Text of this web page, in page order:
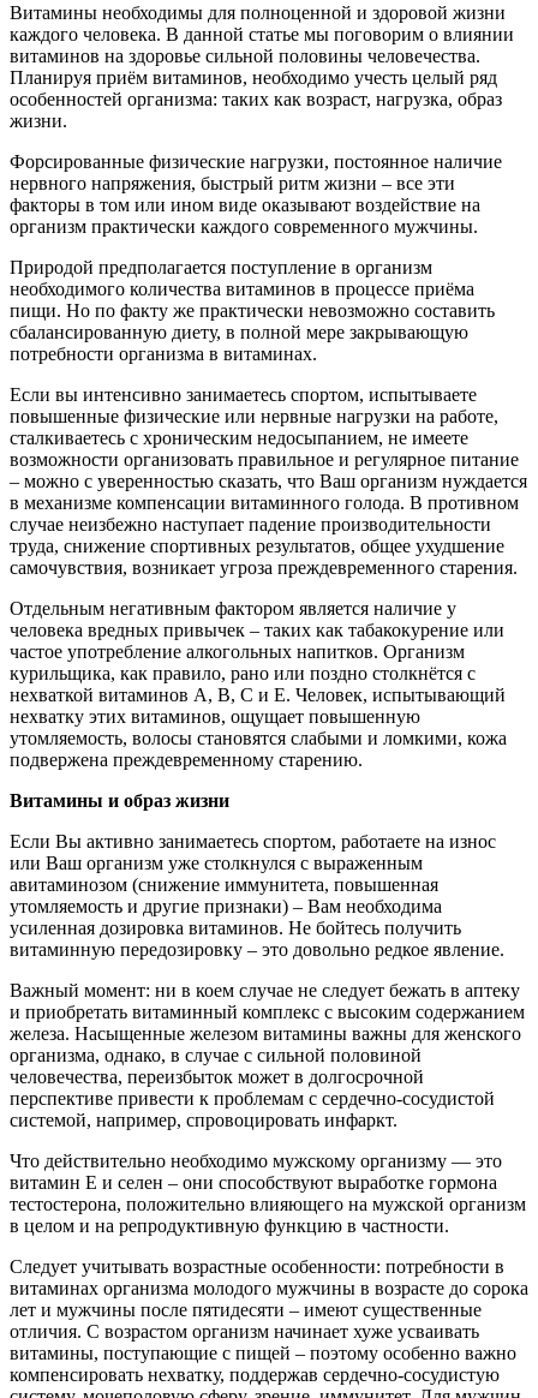
Витамины необходимы для полноценной и здоровой жизни
каждого человека. В данной статье мы поговорим о влиянии
витаминов на здоровье сильной половины человечества.
Планируя приём витаминов, необходимо учесть целый ряд
особенностей организма: таких как возраст, нагрузка, образ
жизни.
Форсированные физические нагрузки, постоянное наличие
нервного напряжения, быстрый ритм жизни – все эти
факторы в том или ином виде оказывают воздействие на
организм практически каждого современного мужчины.
Природой предполагается поступление в организм
необходимого количества витаминов в процессе приёма
пищи. Но по факту же практически невозможно составить
сбалансированную диету, в полной мере закрывающую
потребности организма в витаминах.
Если вы интенсивно занимаетесь спортом, испытываете
повышенные физические или нервные нагрузки на работе,
сталкиваетесь с хроническим недосыпанием, не имеете
возможности организовать правильное и регулярное питание
– можно с уверенностью сказать, что Ваш организм нуждается
в механизме компенсации витаминного голода. В противном
случае неизбежно наступает падение производительности
труда, снижение спортивных результатов, общее ухудшение
самочувствия, возникает угроза преждевременного старения.
Отдельным негативным фактором является наличие у
человека вредных привычек – таких как табакокурение или
частое употребление алкогольных напитков. Организм
курильщика, как правило, рано или поздно столкнётся с
нехваткой витаминов А, B, С и Е. Человек, испытывающий
нехватку этих витаминов, ощущает повышенную
утомляемость, волосы становятся слабыми и ломкими, кожа
подвержена преждевременному старению.
Витамины и образ жизни
Если Вы активно занимаетесь спортом, работаете на износ
или Ваш организм уже столкнулся с выраженным
авитаминозом (снижение иммунитета, повышенная
утомляемость и другие признаки) – Вам необходима
усиленная дозировка витаминов. Не бойтесь получить
витаминную передозировку – это довольно редкое явление.
Важный момент: ни в коем случае не следует бежать в аптеку
и приобретать витаминный комплекс с высоким содержанием
железа. Насыщенные железом витамины важны для женского
организма, однако, в случае с сильной половиной
человечества, переизбыток может в долгосрочной
перспективе привести к проблемам с сердечно-сосудистой
системой, например, спровоцировать инфаркт.
Что действительно необходимо мужскому организму — это
витамин Е и селен – они способствуют выработке гормона
тестостерона, положительно влияющего на мужской организм
в целом и на репродуктивную функцию в частности.
Следует учитывать возрастные особенности: потребности в
витаминах организма молодого мужчины в возрасте до сорока
лет и мужчины после пятидесяти – имеют существенные
отличия. С возрастом организм начинает хуже усваивать
витамины, поступающие с пищей – поэтому особенно важно
компенсировать нехватку, поддержав сердечно-сосудистую